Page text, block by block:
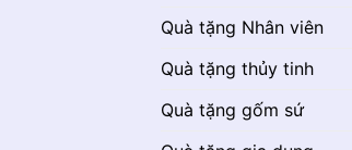
Quà tặng Nhân viên
Quà tặng thủy tinh
Quà tặng gốm sứ